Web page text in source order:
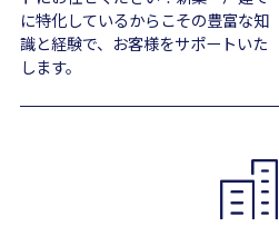
に特化しているからこその豊富な知
識と経験で、お客様をサポートいた
します。